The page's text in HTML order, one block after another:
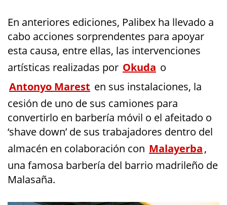
En anteriores ediciones, Palibex ha llevado a
cabo acciones sorprendentes para apoyar
esta causa, entre ellas, las intervenciones
artísticas realizadas por Okuda o
Antonyo Marest en sus instalaciones, la
cesión de uno de sus camiones para
convertirlo en barbería móvil o el afeitado o
‘shave down’ de sus trabajadores dentro del
almacén en colaboración con Malayerba,
una famosa barbería del barrio madrileño de
Malasaña.